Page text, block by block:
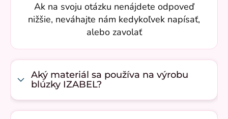
Ak na svoju otázku nenájdete odpoveď
nižšie, neváhajte nám kedykoľvek napísať,
alebo zavolať
Aký materiál sa používa na výrobu
blúzky IZABEL?